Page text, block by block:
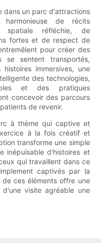
dans un parc d'attractions
de récits
spatiale réfléchie, de
fortes et de respect de
pour créer des
se sentent transportés,
immersives, une
des technologies,
et des pratiques
concevoir des parcours
de revenir.
à thème qui captive et
à la fois créatif et
transforme une simple
inépuisable d'histoires et
qui travaillent dans ce
captivés par la
ces éléments offre une
visite agréable une